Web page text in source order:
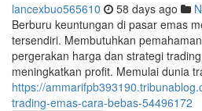
lancexbuo565610 58 days ago
Berburu keuntungan di pasar emas
tersendiri. Membutuhkan
pergerakan harga dan strategi
meningkatkan profit. Memulai dunia
https://
trading-emas-cara-bebas-54496172